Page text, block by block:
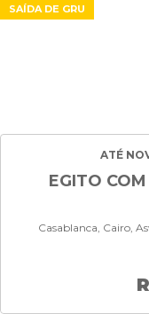
SAÍDA DE GRU
ATÉ
EGITO
Casablanca, Cairo,